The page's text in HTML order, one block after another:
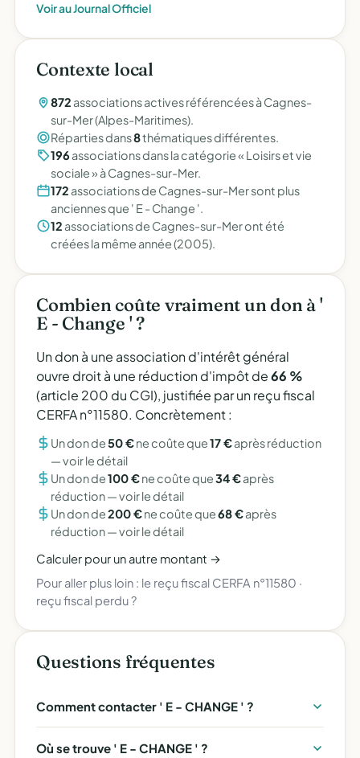
Voir au Journal Officiel
Contexte local
872 associations actives référencées à Cagnes-
sur-Mer (Alpes-Maritimes).
Réparties dans8thématiques différentes.
196 associations dans la catégorie « Loisirs et vie
sociale » à Cagnes-sur-Mer.
172 associations de Cagnes-sur-Mer sont plus
anciennes que ' E - Change '.
12 associations de Cagnes-sur-Mer ont été
créées la même année (2005).
Combien coûte vraiment un don à '
E - Change ' ?
Un don à une association d'intérêt général
ouvre droit à une réduction d'impôt de66 %
(article 200 du CGI), justifiée par un reçu fiscal
CERFA n°11580. Concrètement :
Un don de50 €ne coûte que17 €après réduction
—voir le détail
Un don de100 €ne coûte que34 €après
réduction —voir le détail
Un don de200 €ne coûte que68 €après
réduction —voir le détail
Calculer pour un autre montant →
Pour aller plus loin : le reçu fiscal CERFA n°11580 ·
reçu fiscal perdu ?
Questions fréquentes
Comment contacter ' E - CHANGE ' ?
Où se trouve ' E - CHANGE ' ?